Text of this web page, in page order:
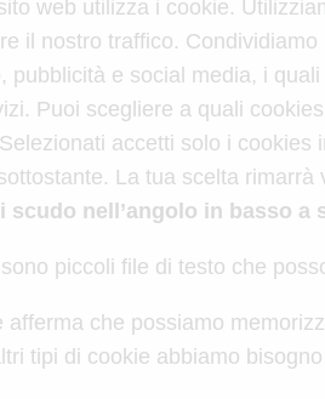
web utilizza i cookie.
il nostro traffico.
pubblicità e social media, i
Puoi scegliere a quali
accetti solo i cookies
La tua scelta rimarrà
scudo nell’angolo in basso
piccoli file di testo che
afferma che possiamo
tipi di cookie abbiamo